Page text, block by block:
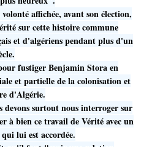
affichée, avant son élection,
sur cette histoire commune
et d'algériens pendant plus d'un
fustiger Benjamin Stora en
et partielle de la colonisation et
d'Algérie.
surtout nous interroger sur
à bien ce travail de Vérité avec un
lui est accordée.